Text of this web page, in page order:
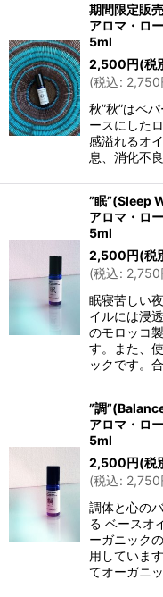
期間限定販
アロマ・ロ
5ml
2,500円(税
(税込: 2,750
秋”秋”はペ
ースにした
感溢れるオ
息、消化不
”眠”(Sleep
アロマ・ロ
5ml
2,500円(税
(税込: 2,750
眠寝苦しい
イルには浸
のモロッコ
す。また、
ックです。
”調
アロマ・ロ
5ml
2,500円(税
(税込: 2,750
調体と心の
る ベースオ
ーガニック
用していま
てオーガニ